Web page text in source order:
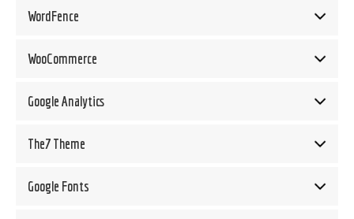
WordFence
WooCommerce
Google Analytics
The7 Theme
Google Fonts